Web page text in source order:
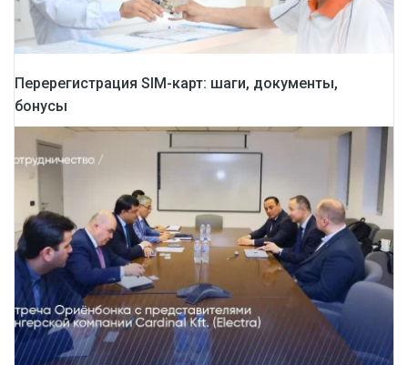
Перерегистрация SIM-карт: шаги, документы,
бонусы